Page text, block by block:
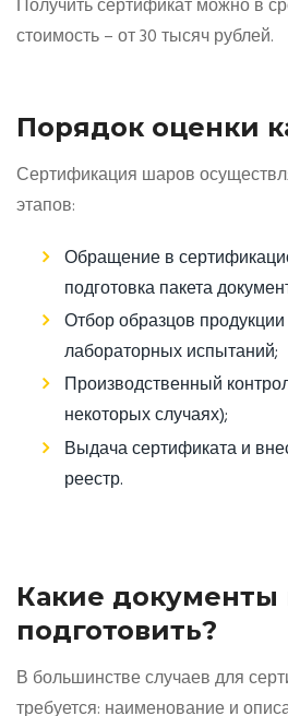
Получить сертификат можно в
стоимость – от 30 тысяч рублей.
Порядок оценки
Сертификация шаров
этапов:
Обращение в
подготовка пакета
Отбор образцов
лабораторных испытаний;
Производственный
некоторых случаях);
Выдача сертификата и
реестр.
Какие
подготовить?
В большинстве случаев для
требуется: наименование и